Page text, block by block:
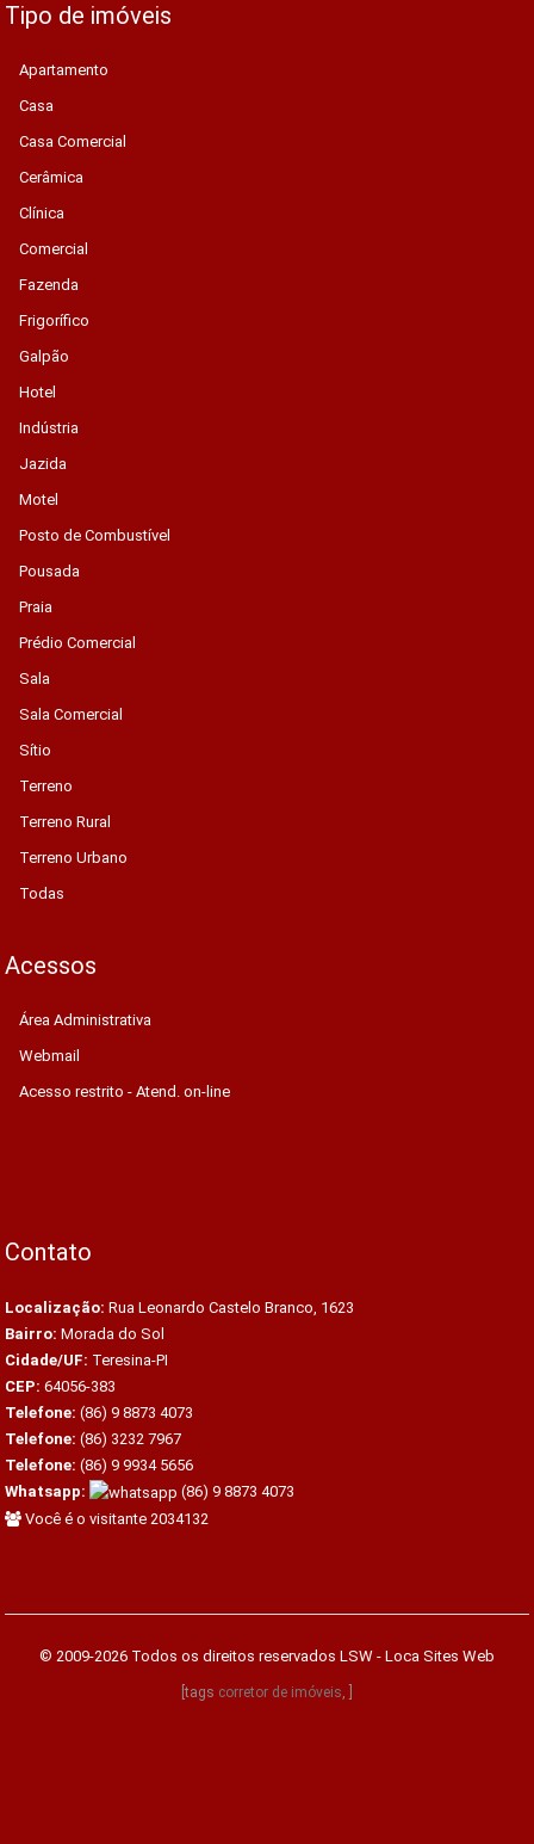
Tipo de imóveis
Apartamento
Casa
Casa Comercial
Cerâmica
Clínica
Comercial
Fazenda
Frigorífico
Galpão
Hotel
Indústria
Jazida
Motel
Posto de Combustível
Pousada
Praia
Prédio Comercial
Sala
Sala Comercial
Sítio
Terreno
Terreno Rural
Terreno Urbano
Todas
Acessos
Área Administrativa
Webmail
Acesso restrito - Atend. on-line
Contato
Localização: Rua Leonardo Castelo Branco, 1623
Bairro: Morada do Sol
Cidade/UF: Teresina-PI
CEP: 64056-383
Telefone: (86) 9 8873 4073
Telefone: (86) 3232 7967
Telefone: (86) 9 9934 5656
Whatsapp:
(86) 9 8873 4073
Você é o visitante 2034132
© 2009-2026 Todos os direitos reservados LSW - Loca Sites Web
[tags corretor de imóveis